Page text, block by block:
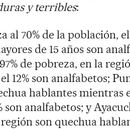
y terribles:
70% de la población, el
de 15 años son
de pobreza, en la
12% son analfabetos;
hablantes mientras
analfabetos; y
son quechua